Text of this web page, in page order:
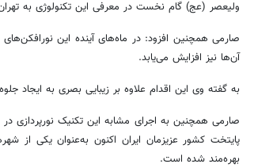
ولیعصر (عج) گام نخست در معرفی این تکنولوژی به
صارمی همچنین افزود: در ماه‌های آینده این
آن‌ها نیز افزایش می‌یابد.
به گفته وی این اقدام علاوه بر زیبایی بصری به ایجاد
صارمی همچنین به اجرای مشابه این تکنیک نورپردازی
پایتخت کشور عزیزمان ایران اکنون به‌عنوان یکی از
بهره‌مند شده است.